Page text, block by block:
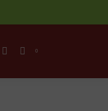
Search: 0